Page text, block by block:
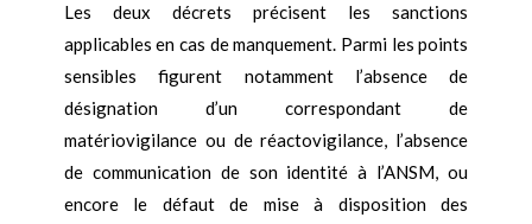
Les deux décrets précisent les sanctions
applicables en cas de manquement. Parmi les points
sensibles figurent notamment l’absence de
désignation d’un correspondant de
matériovigilance ou de réactovigilance, l’absence
de communication de son identité à l’ANSM, ou
encore le défaut de mise à disposition des